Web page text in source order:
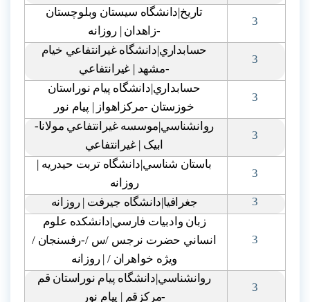
3
تاريخ|دانشگاه سيستان وبلوچستان
-زاهدان | روزانه
3
حسابداري|دانشگاه غيرانتفاعي خيام
-مشهد | غيرانتفاعي
3
حسابداري|دانشگاه پيام نوراستان
خوزستان -مرکزاهواز | پيام نور
3
روانشناسي|موسسه غيرانتفاعي مولانا-
ابيک | غيرانتفاعي
3
باستان شناسي|دانشگاه تربت حيدريه |
روزانه
3
جغرافيا|دانشگاه جيرفت | روزانه
3
زبان وادبيات فارسي|دانشکده علوم
انساني حضرت نرجس /س /-رفسنجان /
ويژه خواهران / | روزانه
3
روانشناسي|دانشگاه پيام نوراستان قم
-مرکزقم | پيام نور